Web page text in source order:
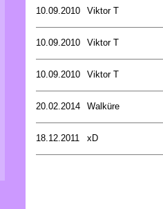
10.09.2010 Viktor T
10.09.2010 Viktor T
10.09.2010 Viktor T
20.02.2014 Walküre
18.12.2011 xD